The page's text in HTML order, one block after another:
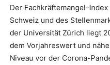
Der Fachkräftemangel-
Schweiz und des
der Universität Zürich liegt
dem Vorjahreswert und
Niveau vor der Corona-